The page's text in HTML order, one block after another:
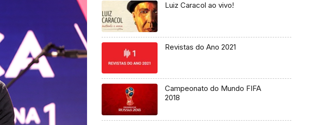
Luiz Caracol ao vivo!
Revistas do Ano 2021
Campeonato do Mundo FIFA
2018